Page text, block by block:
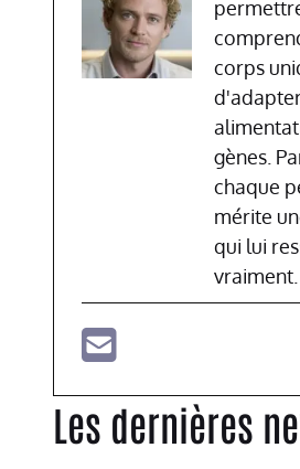
corps
gènes.
chaque
mérite
qui lui
vraiment.
Les dernières